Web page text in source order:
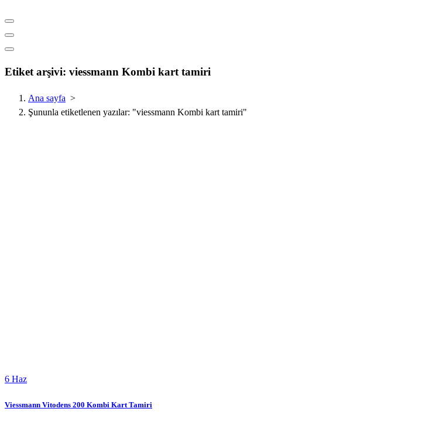
Etiket arşivi: viessmann Kombi kart tamiri
Ana sayfa >
Şununla etiketlenen yazılar: "viessmann Kombi kart tamiri"
6 Haz
Viessmann Vitodens 200 Kombi Kart Tamiri